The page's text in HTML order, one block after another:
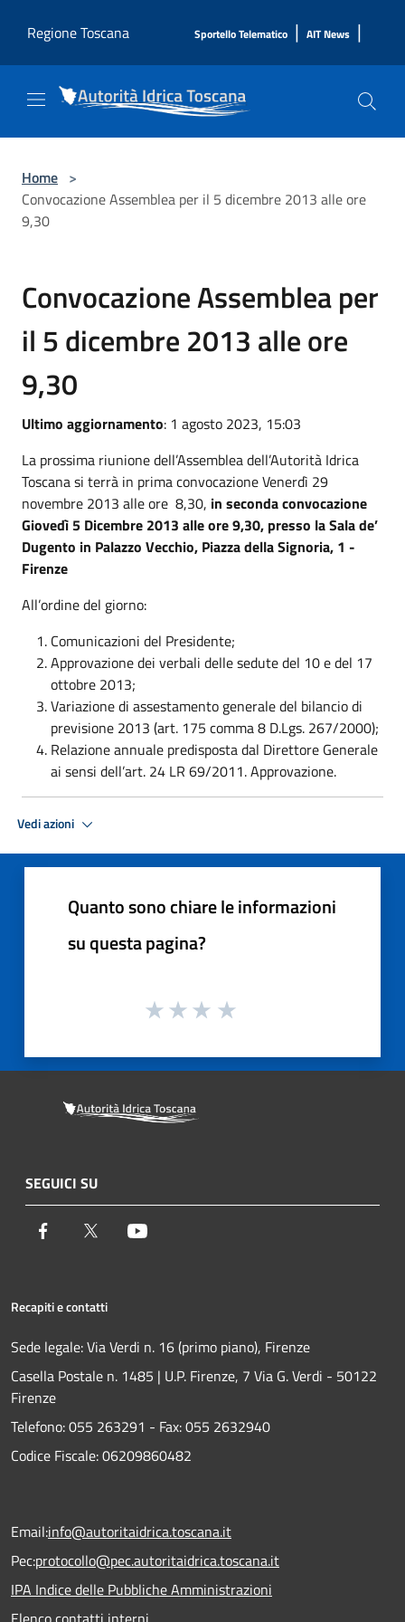
Regione Toscana
Sportello Telematico | AIT News |
Home >
Convocazione Assemblea per il 5 dicembre 2013 alle ore
9,30
Convocazione Assemblea per
il 5 dicembre 2013 alle ore
9,30
Ultimo aggiornamento: 1 agosto 2023, 15:03
La prossima riunione dell’Assemblea dell’Autorità Idrica
Toscana si terrà in prima convocazione Venerdì 29
novembre 2013 alle ore 8,30, in seconda convocazione
Giovedì 5 Dicembre 2013 alle ore 9,30, presso la Sala de’
Dugento in Palazzo Vecchio, Piazza della Signoria, 1 -
Firenze
All’ordine del giorno:
Comunicazioni del Presidente;
Approvazione dei verbali delle sedute del 10 e del 17
ottobre 2013;
Variazione di assestamento generale del bilancio di
previsione 2013 (art. 175 comma 8 D.Lgs. 267/2000);
Relazione annuale predisposta dal Direttore Generale
ai sensi dell’art. 24 LR 69/2011. Approvazione.
Vedi azioni
Quanto sono chiare le informazioni
su questa pagina?
SEGUICI SU
Facebook Twitter
Recapiti e contatti
Sede legale: Via Verdi n. 16 (primo piano), Firenze
Casella Postale n. 1485 | U.P. Firenze, 7 Via G. Verdi - 50122
Firenze
Telefono:055 263291 - Fax:055 2632940
Codice Fiscale: 06209860482
Email:info@autoritaidrica.toscana.it
Pec:protocollo@pec.autoritaidrica.toscana.it
IPA Indice delle Pubbliche Amministrazioni